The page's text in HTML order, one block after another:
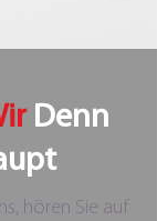
Denn
hören Sie auf